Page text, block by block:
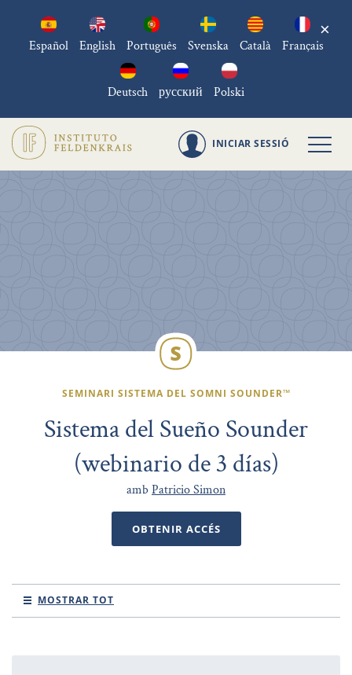
Español English Português Svenska Català Français
Deutsch русский Polski
×
INICIAR SESSIÓ
SEMINARI SISTEMA DEL SOMNI SOUNDER™
Sistema del Sueño Sounder
(webinario de 3 días)
ambPatricio Simon
OBTENIR ACCÉS
MOSTRAR TOT